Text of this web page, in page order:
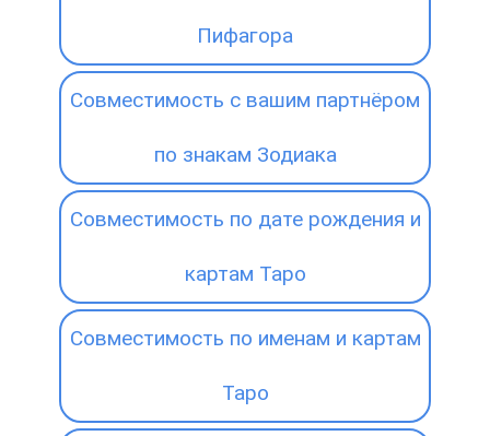
Пифагора
Совместимость с вашим партнёром
по знакам Зодиака
Совместимость по дате рождения и
картам Таро
Совместимость по именам и картам
Таро